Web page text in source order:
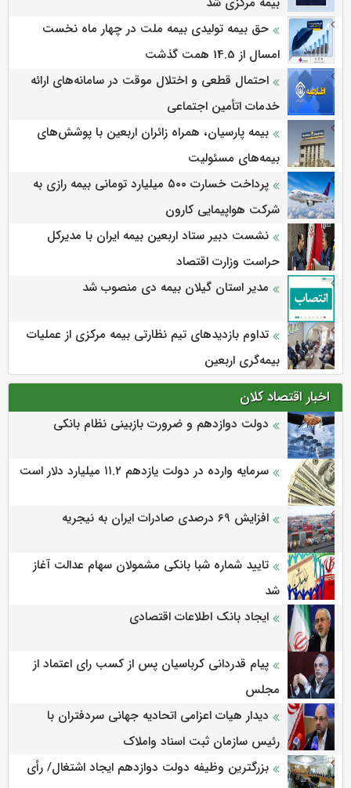
حق بیمه تولیدی بیمه ملت در چهار ماه نخست
امسال از 14.5 همت گذشت
احتمال قطعی و اختلال موقت در سامانه‌های ارائه
خدمات اتأمین اجتماعی
بیمه پارسیان، همراه زائران اربعین با پوشش‌های
بیمه‌های مسئولیت
پرداخت خسارت ۵۰۰ میلیارد تومانی بیمه رازی به
شرکت هواپیمایی کارون
نشست دبیر ستاد اربعین بیمه ایران با مدیرکل
حراست وزارت اقتصاد
مدیر استان گیلان بیمه دی منصوب شد
تداوم بازدیدهای تیم نظارتی بیمه مرکزی از عملیات
بیمه‌گری اربعین
اخبار اقتصاد کلان
دولت دوازدهم و ضرورت بازبینی نظام بانکی
سرمایه وارده در دولت یازدهم ۱۱.۲ میلیارد دلار است
افزایش 69 درصدی صادرات ایران به نیجریه
تایید شماره شبا بانکی مشمولان سهام عدالت آغاز
شد
ایجاد بانک اطلاعات اقتصادی
پیام قدردانی کرباسیان پس از کسب رای اعتماد از
مجلس
دیدار هیات اعزامی اتحادیه جهانی سردفتران با
رئیس سازمان ثبت اسناد واملاک
بزرگترین وظیفه دولت دوازدهم ایجاد اشتغال/ رأی